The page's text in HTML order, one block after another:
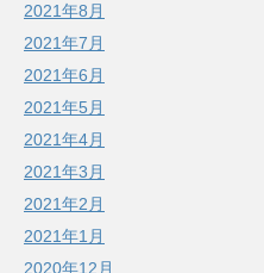
2021年8月
2021年7月
2021年6月
2021年5月
2021年4月
2021年3月
2021年2月
2021年1月
2020年12月